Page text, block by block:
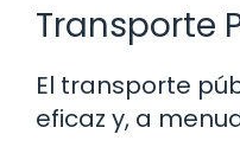
Transporte
El transporte
eficaz y, a